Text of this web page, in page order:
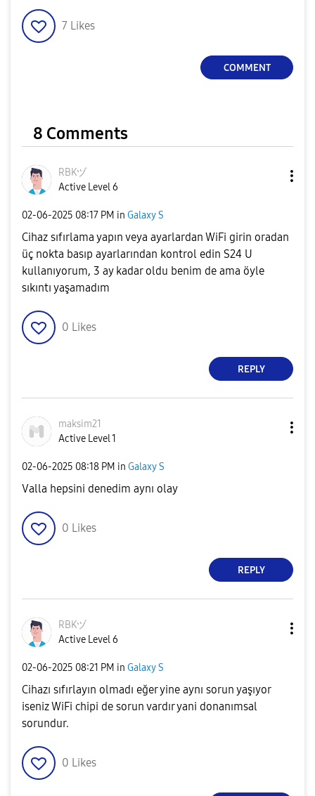
7 Likes
COMMENT
8 Comments
RBKヅ
Active Level 6
‎02-06-2025 08:17 PM in Galaxy S
Cihaz sıfırlama yapın veya ayarlardan WiFi girin oradan
üç nokta basıp ayarlarından kontrol edin S24 U
kullanıyorum, 3 ay kadar oldu benim de ama öyle
sıkıntı yaşamadım
0 Likes
REPLY
maksim21
Active Level 1
‎02-06-2025 08:18 PM in Galaxy S
Valla hepsini denedim aynı olay
0 Likes
REPLY
RBKヅ
Active Level 6
‎02-06-2025 08:21 PM in Galaxy S
Cihazı sıfırlayın olmadı eğer yine aynı sorun yaşıyor
iseniz WiFi chipi de sorun vardır yani donanımsal
sorundur.
0 Likes